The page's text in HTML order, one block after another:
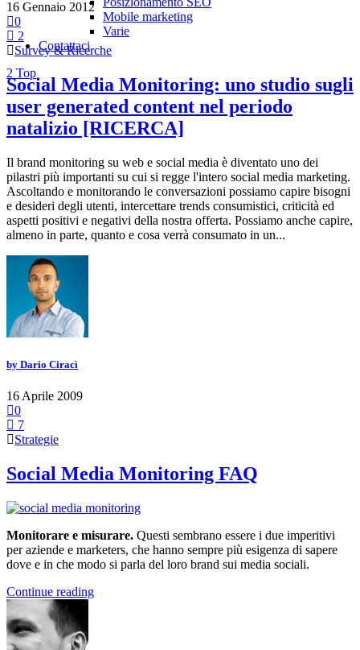
Mobile marketing
Varie
Contattaci
Top
16 Gennaio 2012
0
2
Survey & Ricerche
Social Media Monitoring: uno studio sugli
user generated content nel periodo
natalizio [RICERCA]
Il brand monitoring su web e social media è diventato uno dei
pilastri più importanti su cui si regge l'intero social media marketing.
Ascoltando e monitorando le conversazioni possiamo capire bisogni
e desideri degli utenti, intercettare trends consumistici, criticità ed
aspetti positivi e negativi della nostra offerta. Possiamo anche capire,
almeno in parte, quanto e cosa verrà consumato in un...
by Dario Ciracì
16 Aprile 2009
0
7
Strategie
Social Media Monitoring FAQ
Monitorare e misurare. Questi sembrano essere i due imperitivi
per aziende e marketers, che hanno sempre più esigenza di sapere
dove e in che modo si parla del loro brand sui media sociali.
Continue reading